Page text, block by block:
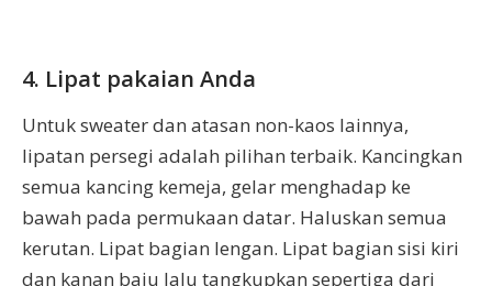
4. Lipat pakaian Anda
Untuk sweater dan atasan non-kaos lainnya,
lipatan persegi adalah pilihan terbaik. Kancingkan
semua kancing kemeja, gelar menghadap ke
bawah pada permukaan datar. Haluskan semua
kerutan. Lipat bagian lengan. Lipat bagian sisi kiri
dan kanan baju lalu tangkupkan sepertiga dari